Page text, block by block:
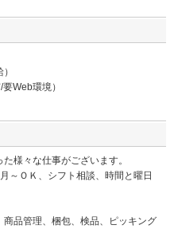
Web環境）
様々な仕事がございます。
～ＯＫ、シフト相談、時間と曜日
品管理、梱包、検品、ピッキング